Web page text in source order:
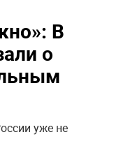
В
о
уже не